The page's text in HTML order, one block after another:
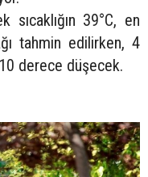
sıcaklığın 39°C, en
tahmin edilirken, 4
derece düşecek.